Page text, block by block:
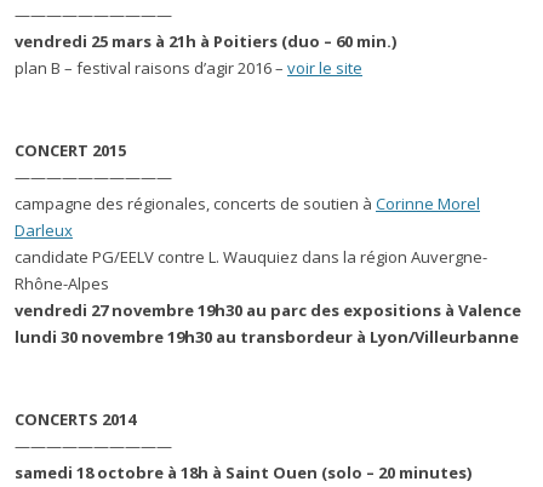
——————————
vendredi 25 mars à 21h à Poitiers (duo – 60 min.)
plan B – festival raisons d’agir 2016 – voir le site
CONCERT 2015
——————————
campagne des régionales, concerts de soutien à Corinne Morel
Darleux
candidate PG/EELV contre L. Wauquiez dans la région Auvergne-
Rhône-Alpes
vendredi 27 novembre 19h30 au parc des expositions à Valence
lundi 30 novembre 19h30 au transbordeur à Lyon/Villeurbanne
CONCERTS 2014
——————————
samedi 18 octobre à 18h à Saint Ouen (solo – 20 minutes)